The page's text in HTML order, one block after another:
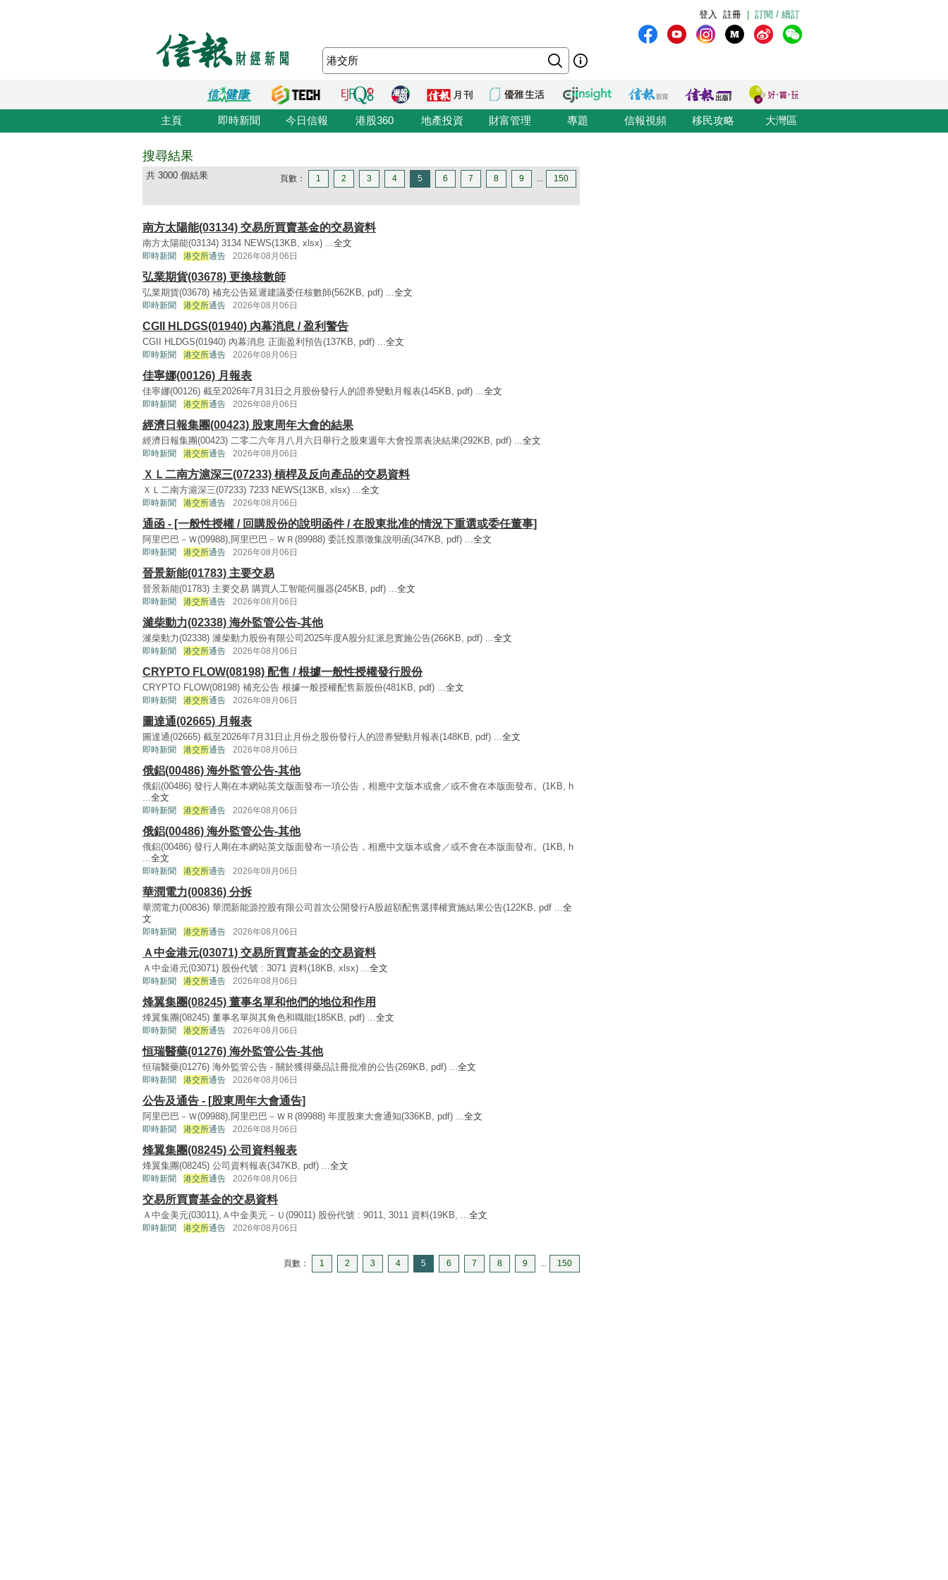
訂閱 / 續訂
註冊
登入
主頁 即時新聞 今日信報 港股360 地產投資 財富管理 專題 信報視頻 移民攻略 大灣區
搜尋結果
共 3000 個結果 頁數： 1 2 3 4 5 6 7 8 9 ... 150
南方太陽能(03134) 交易所買賣基金的交易資料
南方太陽能(03134) 3134 NEWS(13KB, xlsx) ...全文
即時新聞 港交所通告 2026年08月06日
弘業期貨(03678) 更換核數師
弘業期貨(03678) 補充公告延遲建議委任核數師(562KB, pdf) ...全文
即時新聞 港交所通告 2026年08月06日
CGII HLDGS(01940) 內幕消息 / 盈利警告
CGII HLDGS(01940) 內幕消息 正面盈利預告(137KB, pdf) ...全文
即時新聞 港交所通告 2026年08月06日
佳寧娜(00126) 月報表
佳寧娜(00126) 截至2026年7月31日之月股份發行人的證券變動月報表(145KB, pdf) ...全文
即時新聞 港交所通告 2026年08月06日
經濟日報集團(00423) 股東周年大會的結果
經濟日報集團(00423) 二零二六年月八月六日舉行之股東週年大會投票表決結果(292KB, pdf) ...全文
即時新聞 港交所通告 2026年08月06日
ＸＬ二南方滬深三(07233) 槓桿及反向產品的交易資料
ＸＬ二南方滬深三(07233) 7233 NEWS(13KB, xlsx) ...全文
即時新聞 港交所通告 2026年08月06日
通函 - [一般性授權 / 回購股份的說明函件 / 在股東批准的情況下重選或委任董事]
阿里巴巴－Ｗ(09988),阿里巴巴－ＷＲ(89988) 委託投票徵集說明函(347KB, pdf) ...全文
即時新聞 港交所通告 2026年08月06日
晉景新能(01783) 主要交易
晉景新能(01783) 主要交易 購買人工智能伺服器(245KB, pdf) ...全文
即時新聞 港交所通告 2026年08月06日
濰柴動力(02338) 海外監管公告-其他
濰柴動力(02338) 濰柴動力股份有限公司2025年度A股分紅派息實施公告(266KB, pdf) ...全文
即時新聞 港交所通告 2026年08月06日
CRYPTO FLOW(08198) 配售 / 根據一般性授權發行股份
CRYPTO FLOW(08198) 補充公告 根據一般授權配售新股份(481KB, pdf) ...全文
即時新聞 港交所通告 2026年08月06日
圖達通(02665) 月報表
圖達通(02665) 截至2026年7月31日止月份之股份發行人的證券變動月報表(148KB, pdf) ...全文
即時新聞 港交所通告 2026年08月06日
俄鋁(00486) 海外監管公告-其他
俄鋁(00486) 發行人剛在本網站英文版面發布一項公告，相應中文版本或會／或不會在本版面發布。(1KB, h
...全文
即時新聞 港交所通告 2026年08月06日
俄鋁(00486) 海外監管公告-其他
俄鋁(00486) 發行人剛在本網站英文版面發布一項公告，相應中文版本或會／或不會在本版面發布。(1KB, h
...全文
即時新聞 港交所通告 2026年08月06日
華潤電力(00836) 分拆
華潤電力(00836) 華潤新能源控股有限公司首次公開發行A股超額配售選擇權實施結果公告(122KB, pdf ...全
文
即時新聞 港交所通告 2026年08月06日
Ａ中金港元(03071) 交易所買賣基金的交易資料
Ａ中金港元(03071) 股份代號 : 3071 資料(18KB, xlsx) ...全文
即時新聞 港交所通告 2026年08月06日
烽翼集團(08245) 董事名單和他們的地位和作用
烽翼集團(08245) 董事名單與其角色和職能(185KB, pdf) ...全文
即時新聞 港交所通告 2026年08月06日
恒瑞醫藥(01276) 海外監管公告-其他
恒瑞醫藥(01276) 海外監管公告 - 關於獲得藥品註冊批准的公告(269KB, pdf) ...全文
即時新聞 港交所通告 2026年08月06日
公告及通告 - [股東周年大會通告]
阿里巴巴－Ｗ(09988),阿里巴巴－ＷＲ(89988) 年度股東大會通知(336KB, pdf) ...全文
即時新聞 港交所通告 2026年08月06日
烽翼集團(08245) 公司資料報表
烽翼集團(08245) 公司資料報表(347KB, pdf) ...全文
即時新聞 港交所通告 2026年08月06日
交易所買賣基金的交易資料
Ａ中金美元(03011),Ａ中金美元－Ｕ(09011) 股份代號 : 9011, 3011 資料(19KB, ...全文
即時新聞 港交所通告 2026年08月06日
頁數： 1 2 3 4 5 6 7 8 9 ... 150